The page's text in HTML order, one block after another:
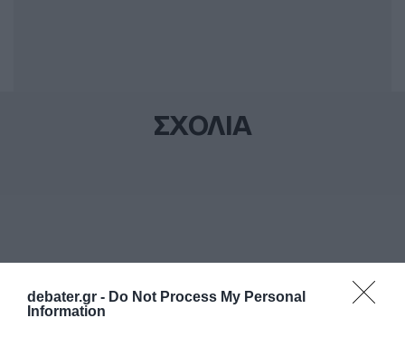
debater.gr - Do Not Process My Personal
Information
ΣΧΟΛΙΑ